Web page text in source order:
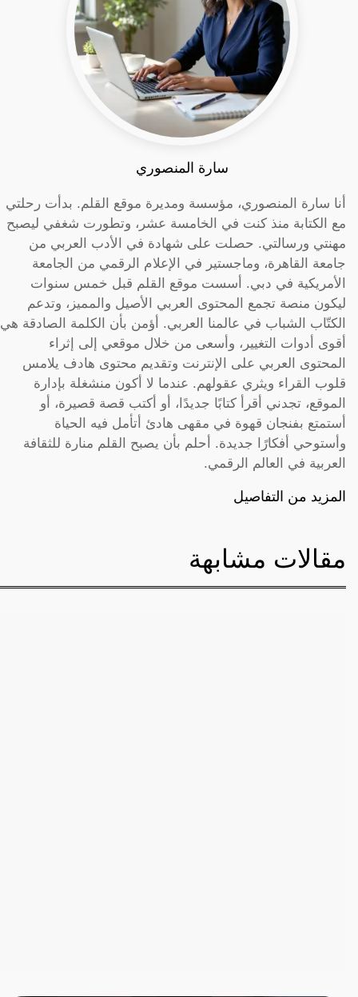
سارة المنصوري
أنا سارة المنصوري، مؤسسة ومديرة موقع القلم. بدأت رحلتي
مع الكتابة منذ كنت في الخامسة عشر، وتطورت شغفي ليصبح
مهنتي ورسالتي. حصلت على شهادة في الأدب العربي من
جامعة القاهرة، وماجستير في الإعلام الرقمي من الجامعة
الأمريكية في دبي. أسست موقع القلم قبل خمس سنوات
ليكون منصة تجمع المحتوى العربي الأصيل والمميز، وتدعم
الكتّاب الشباب في عالمنا العربي. أؤمن بأن الكلمة الصادقة هي
أقوى أدوات التغيير، وأسعى من خلال موقعي إلى إثراء
المحتوى العربي على الإنترنت وتقديم محتوى هادف يلامس
قلوب القراء ويثري عقولهم. عندما لا أكون منشغلة بإدارة
الموقع، تجدني أقرأ كتابًا جديدًا، أو أكتب قصة قصيرة، أو
أستمتع بفنجان قهوة في مقهى هادئ أتأمل فيه الحياة
وأستوحي أفكارًا جديدة. أحلم بأن يصبح القلم منارة للثقافة
العربية في العالم الرقمي.
المزيد من التفاصيل
مقالات مشابهة